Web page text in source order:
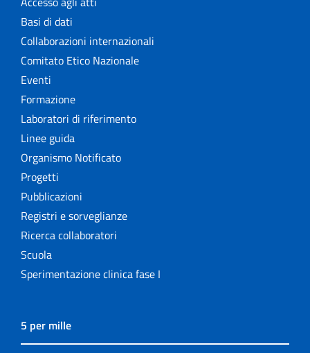
Basi di dati
Collaborazioni internazionali
Comitato Etico Nazionale
Eventi
Formazione
Laboratori di riferimento
Linee guida
Organismo Notificato
Progetti
Pubblicazioni
Registri e sorveglianze
Ricerca collaboratori
Scuola
Sperimentazione clinica fase I
5 per mille